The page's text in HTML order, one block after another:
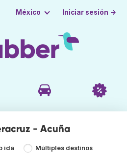
México Iniciar sesión →
- Acuña
ida Múltiples destinos